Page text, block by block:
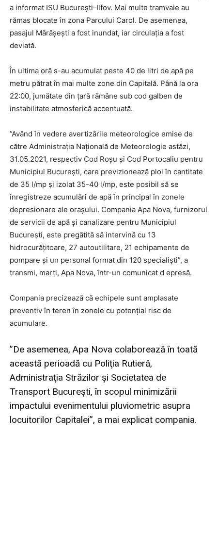
a informat ISU Bucureşti-Ilfov. Mai multe tramvaie au
rămas blocate în zona Parcului Carol. De asemenea,
pasajul Mărășești a fost inundat, iar circulația a fost
deviată.
În ultima oră s-au acumulat peste 40 de litri de apă pe
metru pătrat în mai multe zone din Capitală. Până la ora
22:00, jumătate din țară rămâne sub cod galben de
instabilitate atmosferică accentuată.
”Având în vedere avertizările meteorologice emise de
către Administraţia Naţională de Meteorologie astăzi,
31.05.2021, respectiv Cod Roşu şi Cod Portocaliu pentru
Municipiul Bucureşti, care previzionează ploi în cantitate
de 35 l/mp şi izolat 35-40 l/mp, este posibil să se
înregistreze acumulări de apă în principal în zonele
depresionare ale oraşului. Compania Apa Nova, furnizorul
de servicii de apă şi canalizare pentru Municipiul
Bucureşti, este pregătită să intervină cu 13
hidrocurăţitoare, 27 autoutilitare, 21 echipamente de
pompare şi un personal format din 120 specialişti”, a
transmi, marţi, Apa Nova, într-un comunicat d epresă.
Compania precizează că echipele sunt amplasate
preventiv în teren în zonele cu potenţial risc de
acumulare.
”De asemenea, Apa Nova colaborează în toată
această perioadă cu Poliţia Rutieră,
Administraţia Străzilor şi Societatea de
Transport Bucureşti, în scopul minimizării
impactului evenimentului pluviometric asupra
locuitorilor Capitalei”, a mai explicat compania.